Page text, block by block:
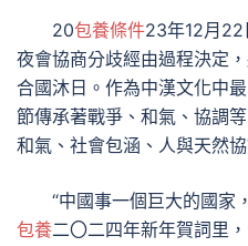
20包養條件23年12月
夜會協商分歧經由過程決定
合國沐日。作為中漢文化中
節傳承著戰爭、和氣、協調
和氣、社會包涵、人與天然
“中國事一個巨大的國家
包養二〇二四年新年賀詞里